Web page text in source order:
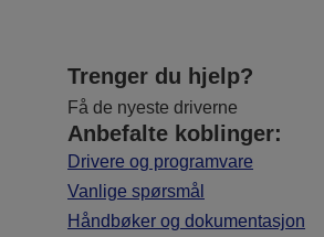
Trenger du hjelp?
Få de nyeste driverne
Anbefalte koblinger:
Drivere og programvare
Vanlige spørsmål
Håndbøker og dokumentasjon